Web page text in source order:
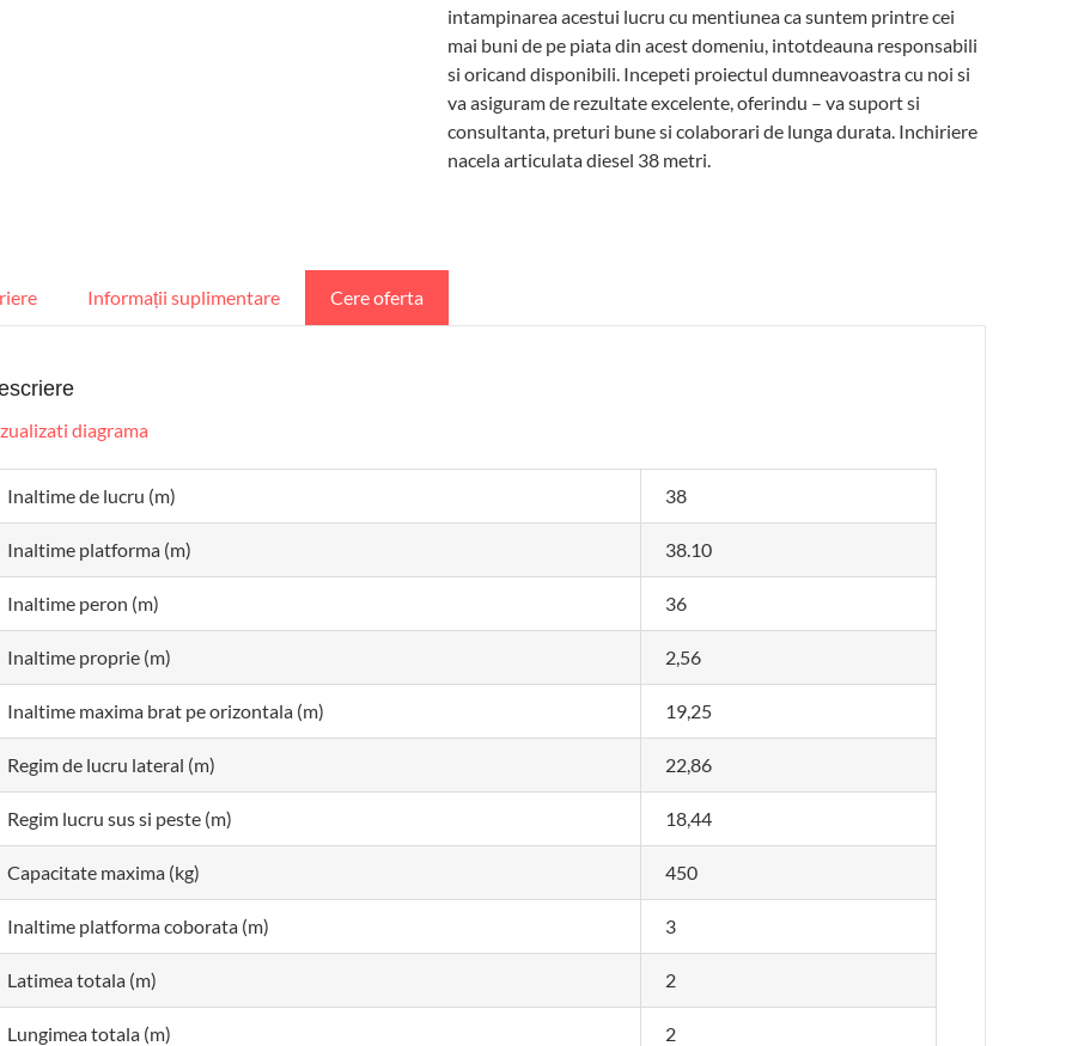
intampinarea acestui lucru cu mentiunea ca suntem printre cei
mai buni de pe piata din acest domeniu, intotdeauna responsabili
si oricand disponibili. Incepeti proiectul dumneavoastra cu noi si
va asiguram de rezultate excelente, oferindu – va suport si
consultanta, preturi bune si colaborari de lunga durata. Inchiriere
nacela articulata diesel 38 metri.
Informații suplimentare Cere oferta
diagrama
Inaltime de lucru (m) 38
Inaltime platforma (m) 38.10
Inaltime peron (m) 36
Inaltime proprie (m) 2,56
Inaltime maxima brat pe orizontala (m) 19,25
Regim de lucru lateral (m) 22,86
Regim lucru sus si peste (m) 18,44
Capacitate maxima (kg) 450
Inaltime platforma coborata (m) 3
Latimea totala (m) 2
Lungimea totala (m) 2